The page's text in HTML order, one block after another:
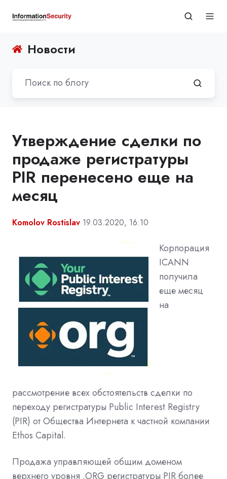
Новости
Утверждение сделки по
продаже регистратуры
PIR перенесено еще на
месяц
Komolov Rostislav 19.03.2020, 16:10
Корпорация
ICANN
получила
еще месяц
на
рассмотрение всех обстоятельств сделки по
переходу регистратуры Public Interest Registry
(PIR) от Общества Интернета к частной компании
Ethos Capital.
Продажа управляющей общим доменом
верхнего уровня .ORG регистратуры PIR более